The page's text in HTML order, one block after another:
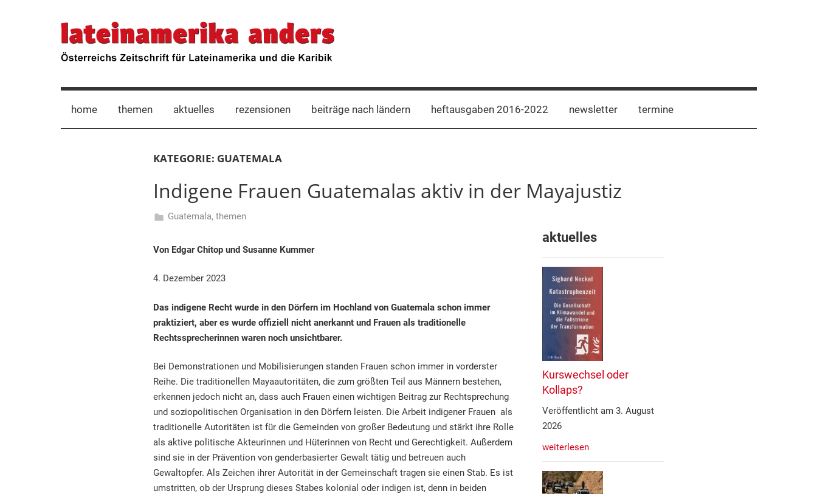
lateinamerika
anders
Österreichs
Zeitschrift
für
und
Karibik
home themen aktuelles rezensionen beiträge nach ländern heftausgaben 2016-2022 newsletter termine
KATEGORIE: GUATEMALA
Indigene Frauen Guatemalas aktiv in der Mayajustiz
Dezember
Klosius
Guatemala, themen
Von Edgar Chitop und Susanne Kummer
4. Dezember 2023
Das indigene Recht wurde in den Dörfern im Hochland von Guatemala schon immer
praktiziert, aber es wurde offiziell nicht anerkannt und Frauen als traditionelle
Rechtssprecherinnen waren noch unsichtbarer.
Bei Demonstrationen und Mobilisierungen standen Frauen schon immer in vorderster
Reihe. Die traditionellen Mayaautoritäten, die zum größten Teil aus Männern bestehen,
erkennen jedoch nicht an, dass auch Frauen einen wichtigen Beitrag zur Rechtsprechung
und soziopolitischen Organisation in den Dörfern leisten. Die Arbeit indigener Frauen als
traditionelle Autoritäten ist für die Gemeinden von großer Bedeutung und stärkt ihre Rolle
als aktive politische Akteurinnen und Hüterinnen von Recht und Gerechtigkeit. Außerdem
sind sie in der Prävention von genderbasierter Gewalt tätig und betreuen auch
Gewaltopfer. Als Zeichen ihrer Autorität in der Gemeinschaft tragen sie einen Stab. Es ist
umstritten, ob der Ursprung dieses Stabes kolonial oder indigen ist, denn in beiden
aktuelles
Kurswechsel oder
Kollaps?
Veröffentlicht am 3. August
2026
weiterlesen